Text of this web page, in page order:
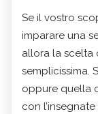
Se il vostro
imparare una
allora la scelta
semplicissima.
oppure quella
con